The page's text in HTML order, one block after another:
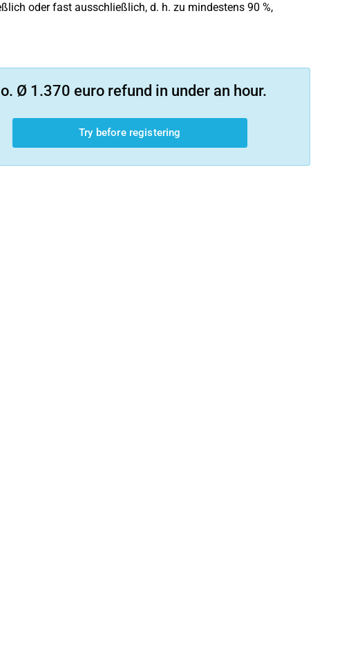
oder fast ausschließlich, d. h. zu mindestens 90 %,
Ø 1.370 euro refund in under an hour.
Try before registering